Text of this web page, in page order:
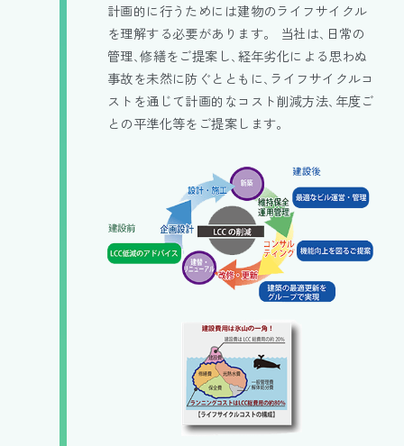
計画的に行うためには建物のライフサイクル
を理解する必要があります。 当社は､日常の
管理､修繕をご提案し､経年劣化による思わぬ
事故を未然に防ぐとともに､ライフサイクルコ
ストを通じて計画的なコスト削減方法､年度ご
との平準化等をご提案します。